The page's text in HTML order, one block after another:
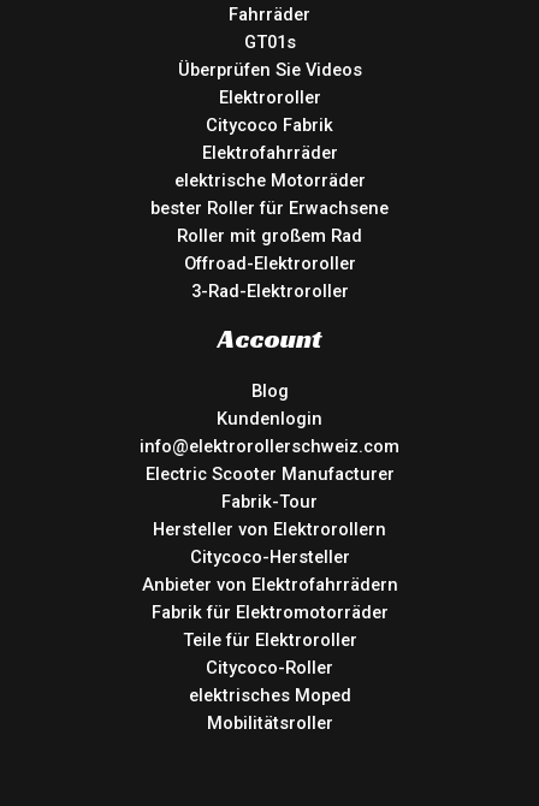
Fahrräder
GT01s
Überprüfen Sie Videos
Elektroroller
Citycoco Fabrik
Elektrofahrräder
elektrische Motorräder
bester Roller für Erwachsene
Roller mit großem Rad
Offroad-Elektroroller
3-Rad-Elektroroller
Account
Blog
Kundenlogin
info@elektrorollerschweiz.com
Electric Scooter Manufacturer
Fabrik-Tour
Hersteller von Elektrorollern
Citycoco-Hersteller
Anbieter von Elektrofahrrädern
Fabrik für Elektromotorräder
Teile für Elektroroller
Citycoco-Roller
elektrisches Moped
Mobilitätsroller